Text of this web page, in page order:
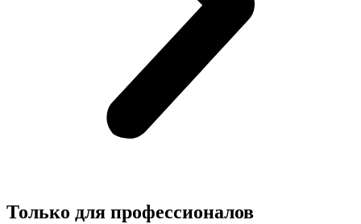
Только для профессионалов